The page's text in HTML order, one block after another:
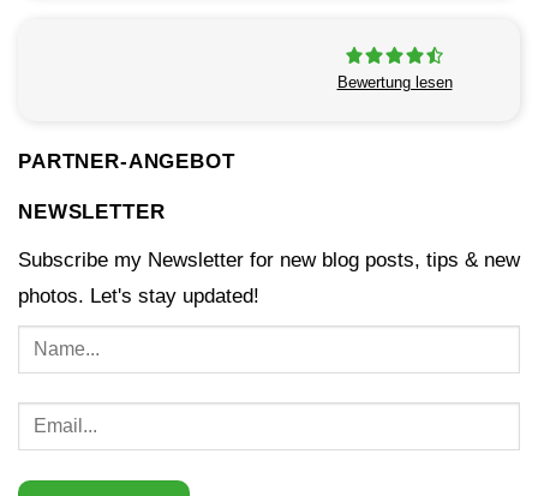
Bewertung lesen
PARTNER-ANGEBOT
NEWSLETTER
Subscribe my Newsletter for new blog posts, tips & new
photos. Let's stay updated!